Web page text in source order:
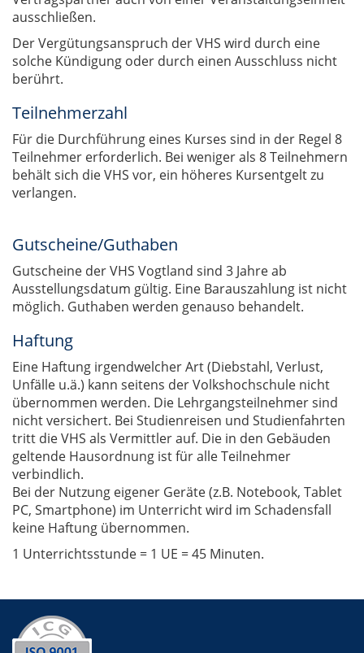
ausschließen.
Der Vergütungsanspruch der VHS wird durch eine
solche Kündigung oder durch einen Ausschluss nicht
berührt.
Teilnehmerzahl
Für die Durchführung eines Kurses sind in der Regel 8
Teilnehmer erforderlich. Bei weniger als 8 Teilnehmern
behält sich die VHS vor, ein höheres Kursentgelt zu
verlangen.
Gutscheine/Guthaben
Gutscheine der VHS Vogtland sind 3 Jahre ab
Ausstellungsdatum gültig. Eine Barauszahlung ist nicht
möglich. Guthaben werden genauso behandelt.
Haftung
Eine Haftung irgendwelcher Art (Diebstahl, Verlust,
Unfälle u.ä.) kann seitens der Volkshochschule nicht
übernommen werden. Die Lehrgangsteilnehmer sind
nicht versichert. Bei Studienreisen und Studienfahrten
tritt die VHS als Vermittler auf. Die in den Gebäuden
geltende Hausordnung ist für alle Teilnehmer
verbindlich.
Bei der Nutzung eigener Geräte (z.B. Notebook, Tablet
PC, Smartphone) im Unterricht wird im Schadensfall
keine Haftung übernommen.
1 Unterrichtsstunde = 1 UE = 45 Minuten.